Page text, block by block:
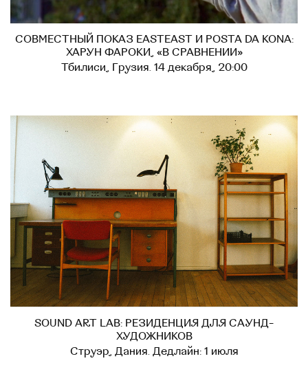
СОВМЕСТНЫЙ ПОКАЗ EASTEAST И POSTA DA KONA:
ХАРУН ФАРОКИ, «В СРАВНЕНИИ»
Тбилиси, Грузия. 14 декабря, 20:00
SOUND ART LAB: РЕЗИДЕНЦИЯ ДЛЯ САУНД-
ХУДОЖНИКОВ
Струэр, Дания. Дедлайн: 1 июля